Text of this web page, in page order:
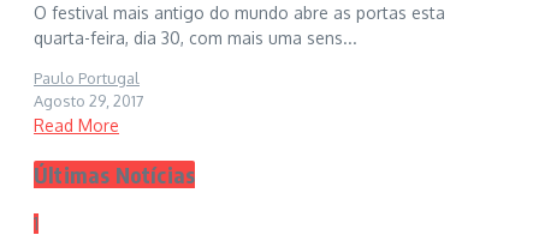
O festival mais antigo do mundo abre as portas esta
quarta-feira, dia 30, com mais uma sens...
Paulo Portugal
Agosto 29, 2017
Read More
Últimas Notícias
1